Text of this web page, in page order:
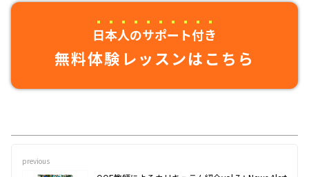
日本人のサポート付き
無料体験レッスンはこちら
previous